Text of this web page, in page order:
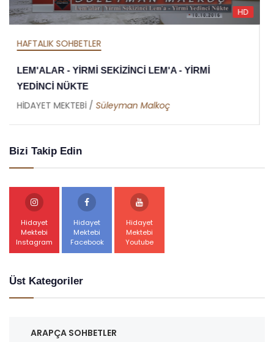
HAFTALIK SOHBETLER
MEKTUBAT - YİRMİ DOKUZUNCU MEKTUP -
RAMAZAN RİSALESİ - ALTINCI NÜKTE
HİDAYET MEKTEBİ /Abdullah Akbaş
Bizi Takip Edin
Hidayet
Mektebi
Instagram
Hidayet
Mektebi
Facebook
Hidayet
Mektebi
Youtube
Üst Kategoriler
ARAPÇA SOHBETLER